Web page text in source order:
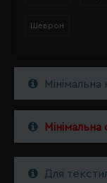
Шеврон
Мінімальна
Для